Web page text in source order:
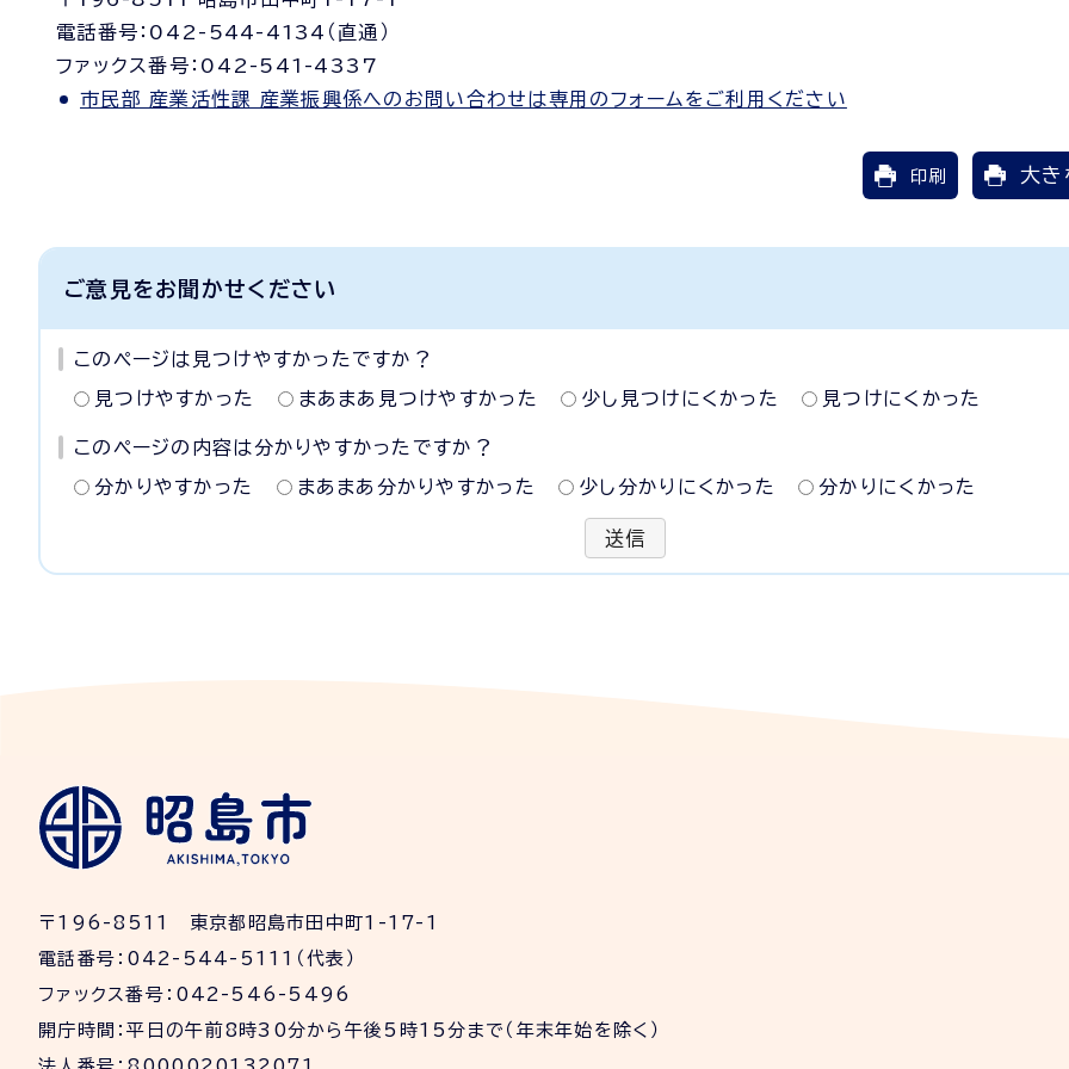
電話番号：042-544-4134（直通）
ファックス番号：042-541-4337
市民部 産業活性課 産業振興係へのお問い合わせは専用のフォームをご利用ください
印刷 大き
ご意見をお聞かせください
このページは見つけやすかったですか？
見つけやすかった まあまあ見つけやすかった 少し見つけにくかった 見つけにくかった
このページの内容は分かりやすかったですか？
分かりやすかった まあまあ分かりやすかった 少し分かりにくかった 分かりにくかった
送信
〒196-8511 東京都昭島市田中町1-17-1
電話番号：042-544-5111（代表）
ファックス番号：042-546-5496
開庁時間：平日の午前8時30分から午後5時15分まで（年末年始を除く）